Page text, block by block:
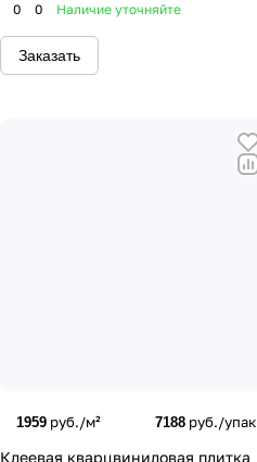
0 0 Наличие уточняйте
Заказать
1959 руб./м² 7188 руб./упак
Клеевая кварцвиниловая плитка